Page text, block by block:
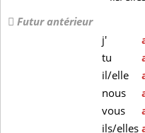
Futur antérieur
j'
tu
il/elle
nous
vous
ils/elles